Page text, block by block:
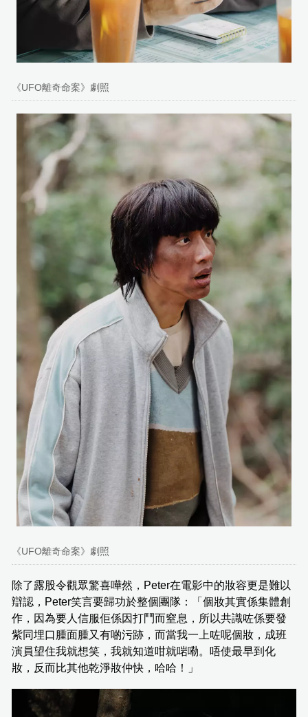
《UFO離奇命案》劇照
《UFO離奇命案》劇照
除了露股令觀眾驚喜嘩然，Peter在電影中的妝容更是難以
辯認，Peter笑言要歸功於整個團隊：「個妝其實係集體創
作，因為要人信服佢係因打鬥而窒息，所以共識咗係要發
紫同埋口腫面腫又有啲污跡，而當我一上咗呢個妝，成班
演員望住我就想笑，我就知道咁就啱嘞。唔使最早到化
妝，反而比其他乾淨妝仲快，哈哈！」